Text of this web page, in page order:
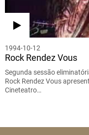
1994-10-12
Rock Rendez Vous
Segunda sessão
Rock Rendez Vous
Cineteatro…